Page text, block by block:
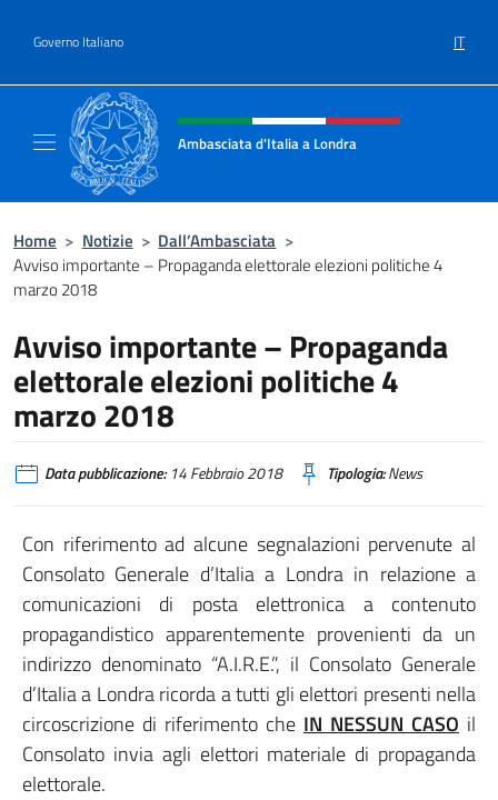
Governo Italiano IT
Intestazione sito, social e menù
Ambasciata d'Italia a Londra
Home > Notizie > Dall’Ambasciata >
Avviso importante – Propaganda elettorale elezioni politiche 4
marzo 2018
Avviso importante – Propaganda
elettorale elezioni politiche 4
marzo 2018
Data pubblicazione:14 Febbraio 2018 Tipologia:News
Con riferimento ad alcune segnalazioni pervenute al
Consolato Generale d’Italia a Londra in relazione a
comunicazioni di posta elettronica a contenuto
propagandistico apparentemente provenienti da un
indirizzo denominato “A.I.R.E.”, il Consolato Generale
d’Italia a Londra ricorda a tutti gli elettori presenti nella
circoscrizione di riferimento che IN NESSUN CASO il
Consolato invia agli elettori materiale di propaganda
elettorale.